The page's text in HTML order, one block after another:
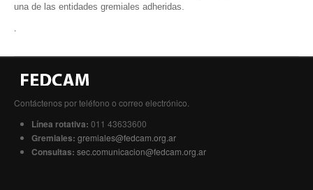
una de las entidades gremiales adheridas.
.
Contáctenos por teléfono o correo electrónico.
Línea rotativa: 011 43633600
Gremiales: gremiales@fedcam.org.ar
Consultas: sec.comunicacion@fedcam.org.ar